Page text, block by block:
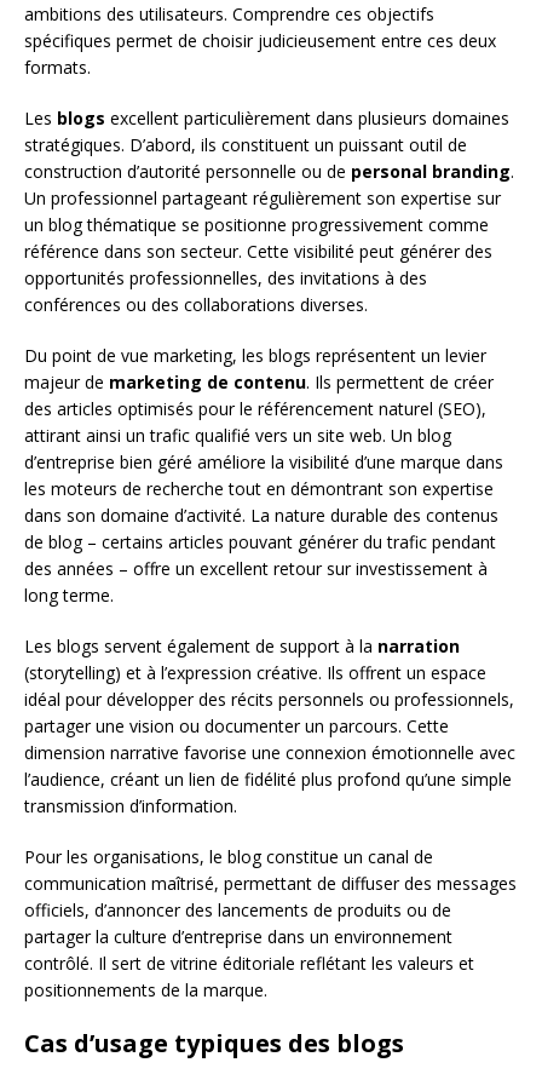
ambitions des utilisateurs. Comprendre ces objectifs
spécifiques permet de choisir judicieusement entre ces deux
formats.
Les blogs excellent particulièrement dans plusieurs domaines
stratégiques. D’abord, ils constituent un puissant outil de
construction d’autorité personnelle ou de personal branding.
Un professionnel partageant régulièrement son expertise sur
un blog thématique se positionne progressivement comme
référence dans son secteur. Cette visibilité peut générer des
opportunités professionnelles, des invitations à des
conférences ou des collaborations diverses.
Du point de vue marketing, les blogs représentent un levier
majeur de marketing de contenu. Ils permettent de créer
des articles optimisés pour le référencement naturel (SEO),
attirant ainsi un trafic qualifié vers un site web. Un blog
d’entreprise bien géré améliore la visibilité d’une marque dans
les moteurs de recherche tout en démontrant son expertise
dans son domaine d’activité. La nature durable des contenus
de blog – certains articles pouvant générer du trafic pendant
des années – offre un excellent retour sur investissement à
long terme.
Les blogs servent également de support à la narration
(storytelling) et à l’expression créative. Ils offrent un espace
idéal pour développer des récits personnels ou professionnels,
partager une vision ou documenter un parcours. Cette
dimension narrative favorise une connexion émotionnelle avec
l’audience, créant un lien de fidélité plus profond qu’une simple
transmission d’information.
Pour les organisations, le blog constitue un canal de
communication maîtrisé, permettant de diffuser des messages
officiels, d’annoncer des lancements de produits ou de
partager la culture d’entreprise dans un environnement
contrôlé. Il sert de vitrine éditoriale reflétant les valeurs et
positionnements de la marque.
Cas d’usage typiques des blogs